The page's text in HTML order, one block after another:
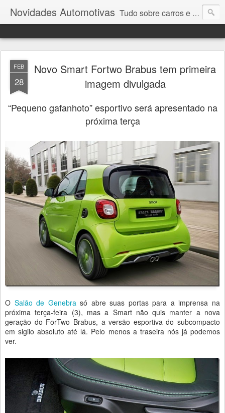
Novidades Automotivas Tudo sobre carros e motores
FEB
28
Novo Smart Fortwo Brabus tem primeira
imagem divulgada
“Pequeno gafanhoto” esportivo será apresentado na
próxima terça
O Salão de Genebrasó abre suas portas para a imprensa na
próxima terça-feira (3), mas a Smart não quis manter a nova
geração do ForTwo Brabus, a versão esportiva do subcompacto
em sigilo absoluto até lá. Pelo menos a traseira nós já podemos
ver.